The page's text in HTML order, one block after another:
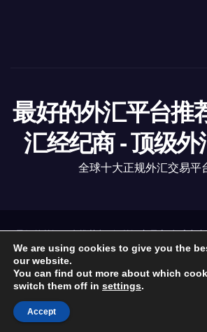
最好的外汇平台推
汇经纪商 - 顶级外
全球十大正规外汇交易平
最好的外汇平台推荐|顶级外汇交易商全球十
https://www.6-fx.com
外汇经纪商 外汇资讯 外汇分析 外
We are using cookies to give you the
our website.
You can find out more about which
switch them off in settings.
Accept